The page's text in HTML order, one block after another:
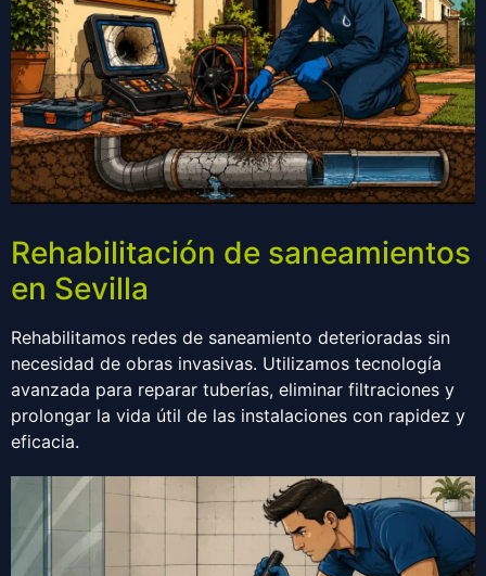
Rehabilitación de saneamientos
en Sevilla
Rehabilitamos redes de saneamiento deterioradas sin
necesidad de obras invasivas. Utilizamos tecnología
avanzada para reparar tuberías, eliminar filtraciones y
prolongar la vida útil de las instalaciones con rapidez y
eficacia.